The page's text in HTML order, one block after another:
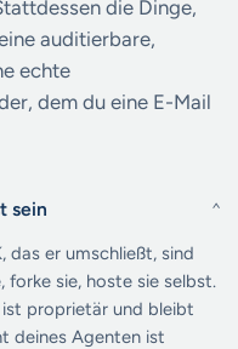
die Dinge,
auditierbare,
echte
dem du eine E-Mail
sein ⌄
das er umschließt, sind
forke sie, hoste sie selbst.
proprietär und bleibt
deines Agenten ist